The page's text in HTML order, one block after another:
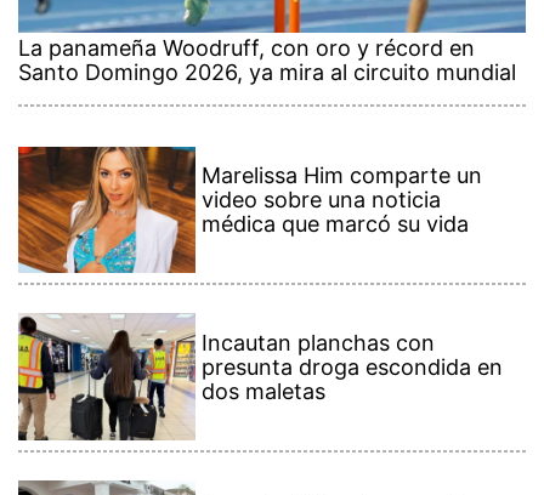
La panameña Woodruff, con oro y récord en
Santo Domingo 2026, ya mira al circuito mundial
Marelissa Him comparte un
video sobre una noticia
médica que marcó su vida
Incautan planchas con
presunta droga escondida en
dos maletas